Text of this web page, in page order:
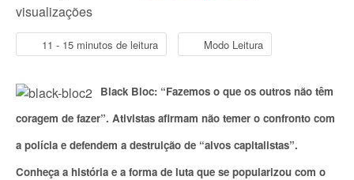
visualizações
11 - 15 minutos de leitura Modo Leitura
Black Bloc: “Fazemos o que os outros não têm
coragem de fazer”. Ativistas afirmam não temer o confronto com
a polícia e defendem a destruição de “alvos capitalistas”.
Conheça a história e a forma de luta que se popularizou com o